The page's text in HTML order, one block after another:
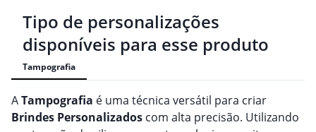
Tipo de personalizações
disponíveis para esse produto
Tampografia
ATampografia é uma técnica versátil para criar
Brindes Personalizados com alta precisão. Utilizando